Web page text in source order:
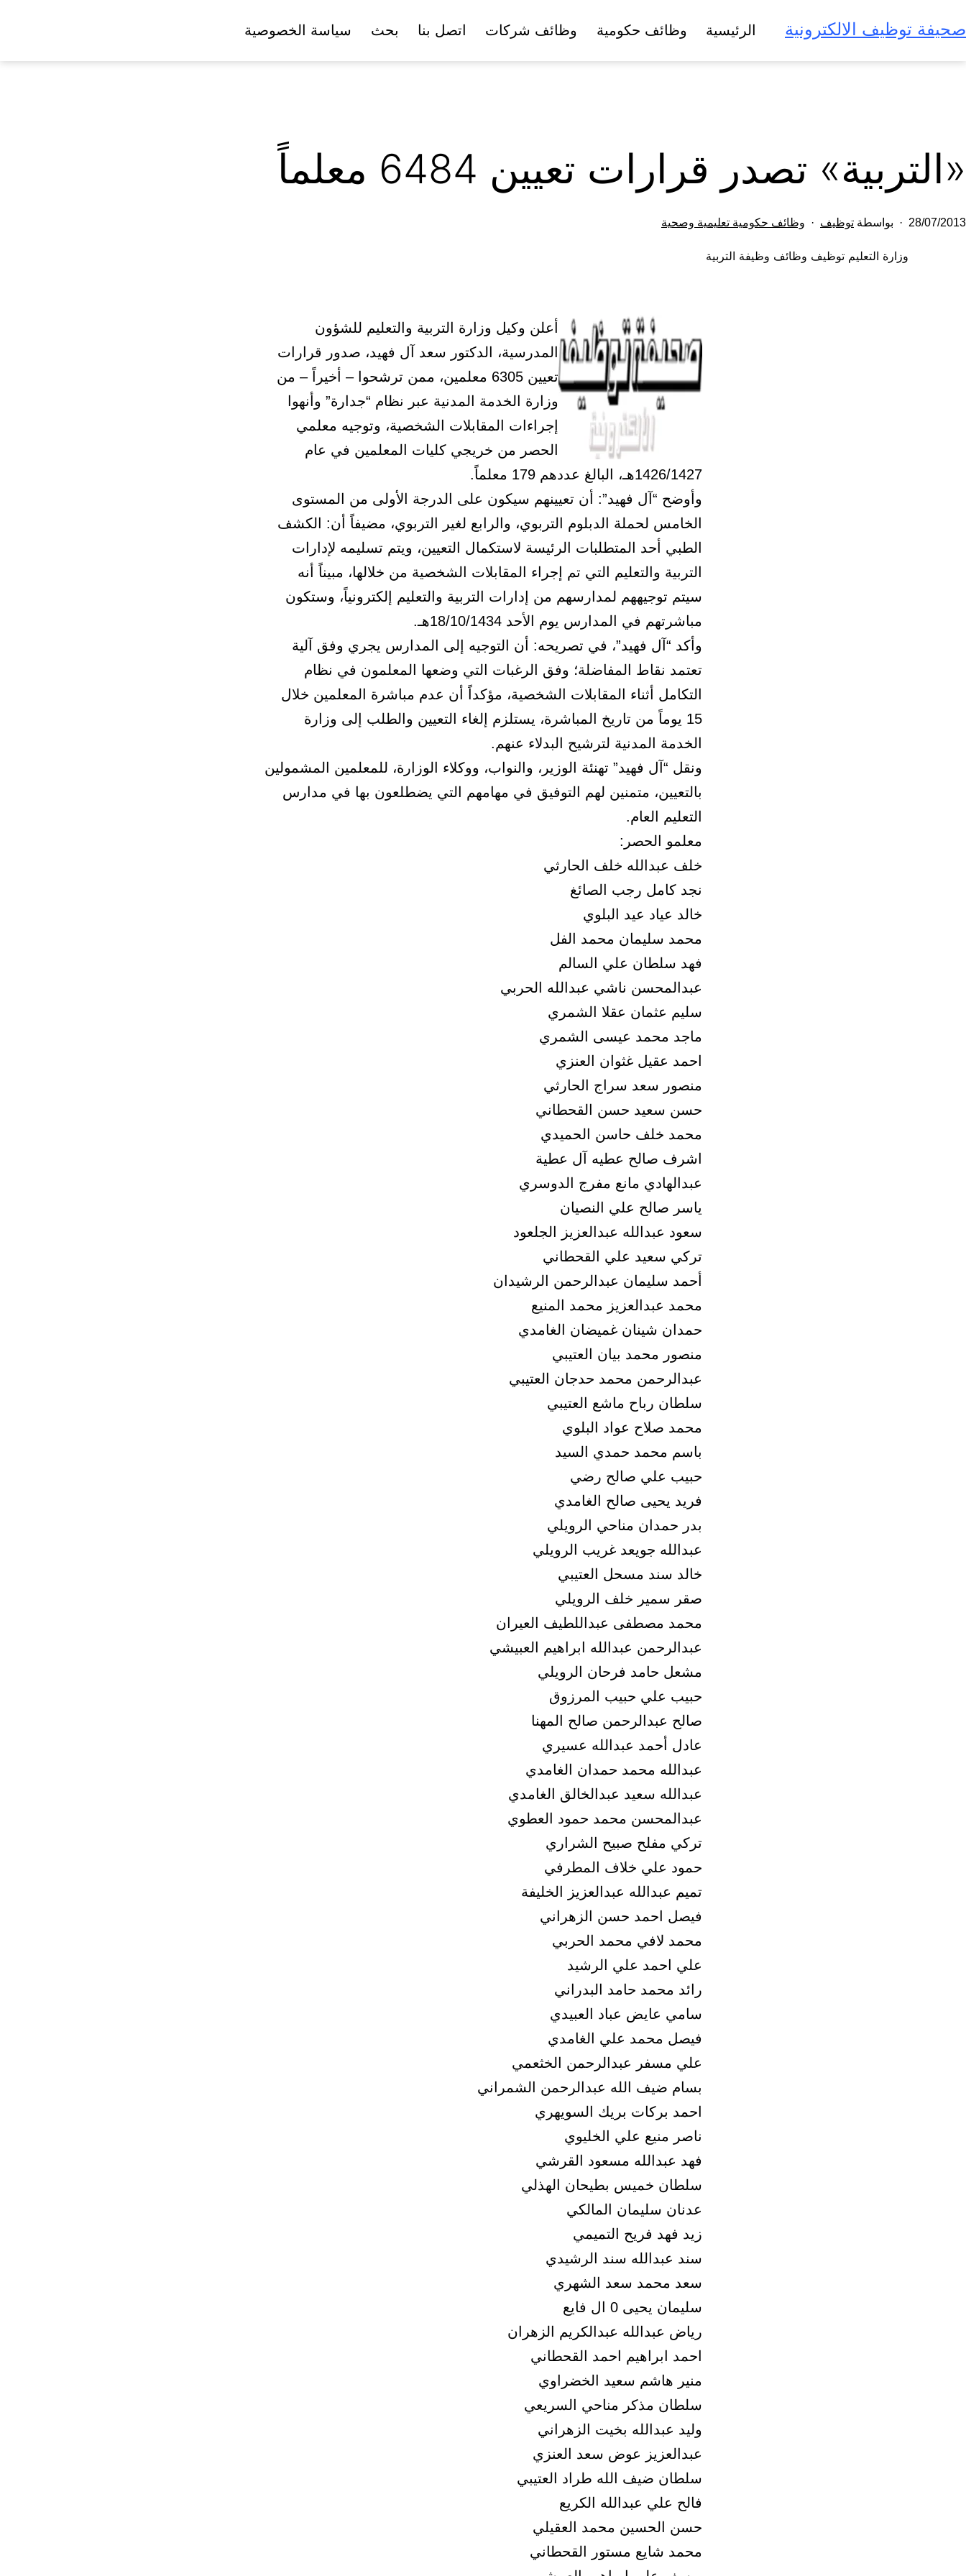
إلى
المحتوى
صحيفة توظيف الالكترونية الرئيسية وظائف حكومية وظائف شركات اتصل بنا بحث سياسة الخصوصية
«التربية» تصدر قرارات تعيين 6484 معلماً
تم
في
28/07/2013 بواسطة توظيف
مصنف
وظائف حكومية تعليمية وصحية
وزارة التعليم توظيف وظائف وظيفة التربية
أعلن وكيل وزارة التربية والتعليم للشؤون
المدرسية، الدكتور سعد آل فهيد، صدور قرارات
تعيين 6305 معلمين، ممن ترشحوا – أخيراً – من
وزارة الخدمة المدنية عبر نظام “جدارة” وأنهوا
إجراءات المقابلات الشخصية، وتوجيه معلمي
الحصر من خريجي كليات المعلمين في عام
1426/1427هـ، البالغ عددهم 179 معلماً.
وأوضح “آل فهيد”: أن تعيينهم سيكون على الدرجة الأولى من المستوى
الخامس لحملة الدبلوم التربوي، والرابع لغير التربوي، مضيفاً أن: الكشف
الطبي أحد المتطلبات الرئيسة لاستكمال التعيين، ويتم تسليمه لإدارات
التربية والتعليم التي تم إجراء المقابلات الشخصية من خلالها، مبيناً أنه
سيتم توجيههم لمدارسهم من إدارات التربية والتعليم إلكترونياً، وستكون
مباشرتهم في المدارس يوم الأحد 18/10/1434هـ.
وأكد “آل فهيد”، في تصريحه: أن التوجيه إلى المدارس يجري وفق آلية
تعتمد نقاط المفاضلة؛ وفق الرغبات التي وضعها المعلمون في نظام
التكامل أثناء المقابلات الشخصية، مؤكداً أن عدم مباشرة المعلمين خلال
15 يوماً من تاريخ المباشرة، يستلزم إلغاء التعيين والطلب إلى وزارة
الخدمة المدنية لترشيح البدلاء عنهم.
ونقل “آل فهيد” تهنئة الوزير، والنواب، ووكلاء الوزارة، للمعلمين المشمولين
بالتعيين، متمنين لهم التوفيق في مهامهم التي يضطلعون بها في مدارس
التعليم العام.
معلمو الحصر:
خلف عبدالله خلف الحارثي
نجد كامل رجب الصائغ
خالد عياد عيد البلوي
محمد سليمان محمد الفل
فهد سلطان علي السالم
عبدالمحسن ناشي عبدالله الحربي
سليم عثمان عقلا الشمري
ماجد محمد عيسى الشمري
احمد عقيل غثوان العنزي
منصور سعد سراج الحارثي
حسن سعيد حسن القحطاني
محمد خلف حاسن الحميدي
اشرف صالح عطيه آل عطية
عبدالهادي مانع مفرج الدوسري
ياسر صالح علي النصيان
سعود عبدالله عبدالعزيز الجلعود
تركي سعيد علي القحطاني
أحمد سليمان عبدالرحمن الرشيدان
محمد عبدالعزيز محمد المنيع
حمدان شينان غميضان الغامدي
منصور محمد بيان العتيبي
عبدالرحمن محمد حدجان العتيبي
سلطان رباح ماشع العتيبي
محمد صلاح عواد البلوي
باسم محمد حمدي السيد
حبيب علي صالح رضي
فريد يحيى صالح الغامدي
بدر حمدان مناحي الرويلي
عبدالله جويعد غريب الرويلي
خالد سند مسحل العتيبي
صقر سمير خلف الرويلي
محمد مصطفى عبداللطيف العيران
عبدالرحمن عبدالله ابراهيم العبيشي
مشعل حامد فرحان الرويلي
حبيب علي حبيب المرزوق
صالح عبدالرحمن صالح المهنا
عادل أحمد عبدالله عسيري
عبدالله محمد حمدان الغامدي
عبدالله سعيد عبدالخالق الغامدي
عبدالمحسن محمد حمود العطوي
تركي مفلح صبيح الشراري
حمود علي خلاف المطرفي
تميم عبدالله عبدالعزيز الخليفة
فيصل احمد حسن الزهراني
محمد لافي محمد الحربي
علي احمد علي الرشيد
رائد محمد حامد البدراني
سامي عايض عباد العبيدي
فيصل محمد علي الغامدي
علي مسفر عبدالرحمن الخثعمي
بسام ضيف الله عبدالرحمن الشمراني
احمد بركات بريك السويهري
ناصر منيع علي الخليوي
فهد عبدالله مسعود القرشي
سلطان خميس بطيحان الهذلي
عدنان سليمان المالكي
زيد فهد فريح التميمي
سند عبدالله سند الرشيدي
سعد محمد سعد الشهري
سليمان يحيى 0 ال فايع
رياض عبدالله عبدالكريم الزهران
احمد ابراهيم احمد القحطاني
منير هاشم سعيد الخضراوي
سلطان مذكر مناحي السريعي
وليد عبدالله بخيت الزهراني
عبدالعزيز عوض سعد العنزي
سلطان ضيف الله طراد العتيبي
فالح علي عبدالله الكريع
حسن الحسين محمد العقيلي
محمد شايع مستور القحطاني